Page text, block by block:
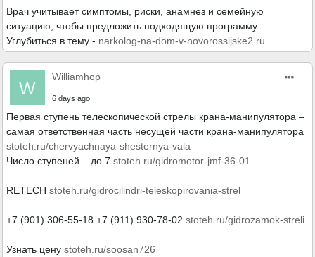
Врач учитывает симптомы, риски, анамнез и семейную
ситуацию, чтобы предложить подходящую программу.
Углубиться в тему - narkolog-na-dom-v-novorossijske2.ru
W
Williamhop
6 days ago
Первая ступень телескопической стрелы крана-манипулятора –
самая ответственная часть несущей части крана-манипулятора
stoteh.ru/chervyachnaya-shesternya-vala
Число ступеней – до 7 stoteh.ru/gidromotor-jmf-36-01
RETECH stoteh.ru/gidrocilindri-teleskopirovania-strel
+7 (901) 306-55-18 +7 (911) 930-78-02 stoteh.ru/gidrozamok-streli
Узнать цену stoteh.ru/soosan726